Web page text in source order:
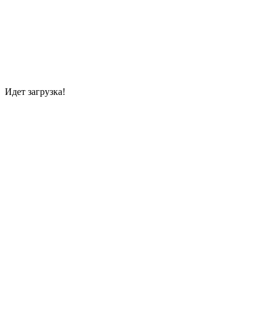
Идет загрузка!